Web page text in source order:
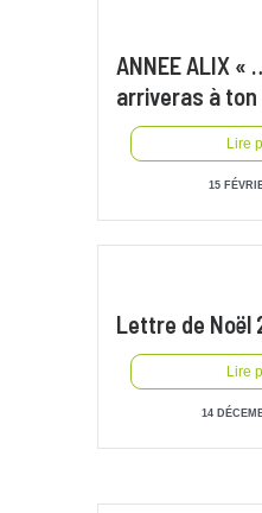
ANNEE ALIX «
arriveras à ton
Lire
15
Lettre de Noël
Lire
14